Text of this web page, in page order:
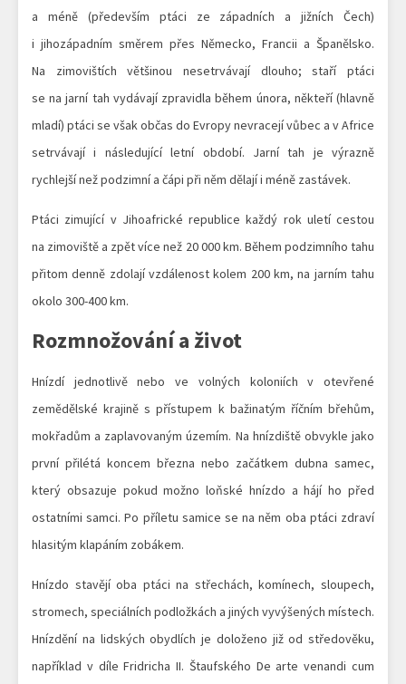
a méně (především ptáci ze západních a jižních Čech)
i jihozápadním směrem přes Německo, Francii a Španělsko.
Na zimovištích většinou nesetrvávají dlouho; staří ptáci
se na jarní tah vydávají zpravidla během února, někteří (hlavně
mladí) ptáci se však občas do Evropy nevracejí vůbec a v Africe
setrvávají i následující letní období. Jarní tah je výrazně
rychlejší než podzimní a čápi při něm dělají i méně zastávek.
Ptáci zimující v Jihoafrické republice každý rok uletí cestou
na zimoviště a zpět více než 20 000 km. Během podzimního tahu
přitom denně zdolají vzdálenost kolem 200 km, na jarním tahu
okolo 300-400 km.
Rozmnožování a život
Hnízdí jednotlivě nebo ve volných koloniích v otevřené
zemědělské krajině s přístupem k bažinatým říčním břehům,
mokřadům a zaplavovaným územím. Na hnízdiště obvykle jako
první přilétá koncem března nebo začátkem dubna samec,
který obsazuje pokud možno loňské hnízdo a hájí ho před
ostatními samci. Po příletu samice se na něm oba ptáci zdraví
hlasitým klapáním zobákem.
Hnízdo stavějí oba ptáci na střechách, komínech, sloupech,
stromech, speciálních podložkách a jiných vyvýšených místech.
Hnízdění na lidských obydlích je doloženo již od středověku,
například v díle Fridricha II. Štaufského De arte venandi cum